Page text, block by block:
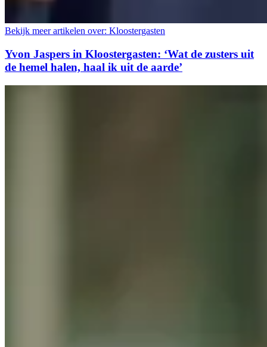
Bekijk meer artikelen over: Kloostergasten
Yvon Jaspers in Kloostergasten: ‘Wat de zusters uit
de hemel halen, haal ik uit de aarde’